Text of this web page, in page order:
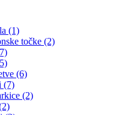
(1)
točke (2)
(6)
(7)
(2)